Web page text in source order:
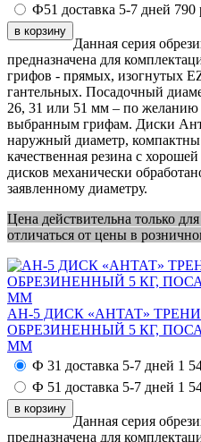
Ф51 доставка 5-7 дней 790
Данная серия
предназначена для
грифов - прямых, изогнутых
гантельных. Посадочный
26, 31 или 51 мм – по желанию
выбранным грифам. Диски
наружный диаметр,
качественная резина с
дисков механически
заявленному диаметру.
Цена действительна только
отличаться от цены в
АН-5 ДИСК «АНТАТ»
ОБРЕЗИНЕННЫЙ 5 КГ,
ММ
Ф 31 доставка 5-7 дней 1
Ф 51 доставка 5-7 дней 1
Данная серия
предназначена для